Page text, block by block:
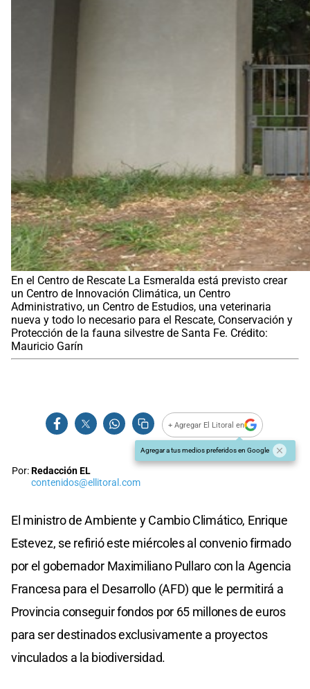
En el Centro de Rescate La Esmeralda está previsto crear
un Centro de Innovación Climática, un Centro
Administrativo, un Centro de Estudios, una veterinaria
nueva y todo lo necesario para el Rescate, Conservación y
Protección de la fauna silvestre de Santa Fe. Crédito:
Mauricio Garín
+ Agregar El Litoral en
Agregar a tus medios preferidos en Google
Por:Redacción EL
contenidos@ellitoral.com
El ministro de Ambiente y Cambio Climático, Enrique
Estevez, se refirió este miércoles al convenio firmado
por el gobernador Maximiliano Pullaro con la Agencia
Francesa para el Desarrollo (AFD) que le permitirá a
Provincia conseguir fondos por 65 millones de euros
para ser destinados exclusivamente a proyectos
vinculados a la biodiversidad.